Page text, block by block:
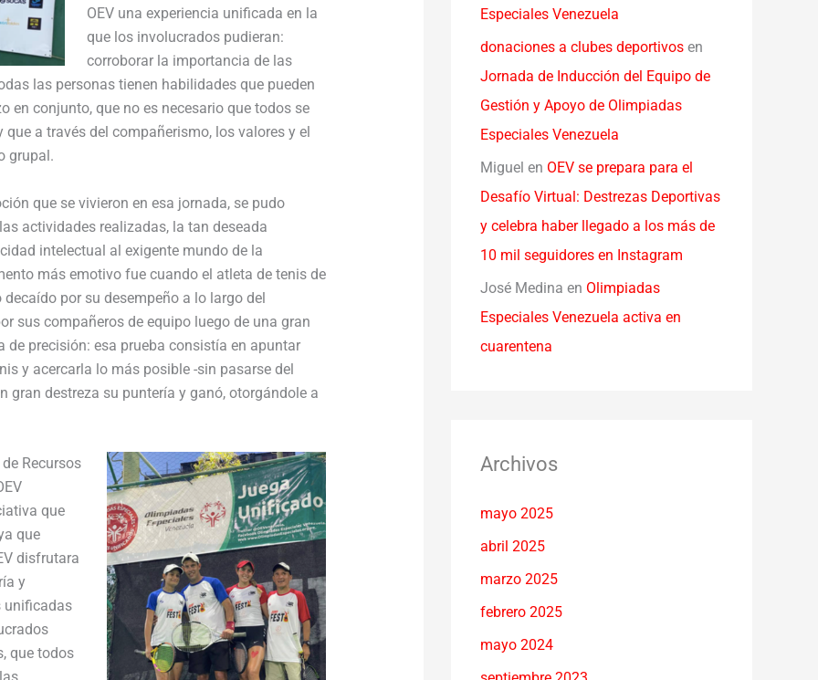
OEV una experiencia unificada en la
que los involucrados pudieran:
corroborar la importancia de las
las personas tienen habilidades que pueden
en conjunto, que no es necesario que todos se
a través del compañerismo, los valores y el
grupal.
que se vivieron en esa jornada, se pudo
actividades realizadas, la tan deseada
intelectual al exigente mundo de la
más emotivo fue cuando el atleta de tenis de
decaído por su desempeño a lo largo del
sus compañeros de equipo luego de una gran
de precisión: esa prueba consistía en apuntar
y acercarla lo más posible -sin pasarse del
gran destreza su puntería y ganó, otorgándole a
Recursos
que
que
disfrutara
y
unificadas
que todos
Especiales Venezuela
donaciones a clubes deportivos en
Jornada de Inducción del Equipo de
Gestión y Apoyo de Olimpiadas
Especiales Venezuela
Miguel en OEV se prepara para el
Desafío Virtual: Destrezas Deportivas
y celebra haber llegado a los más de
10 mil seguidores en Instagram
José Medina en Olimpiadas
Especiales Venezuela activa en
cuarentena
Archivos
mayo 2025
abril 2025
marzo 2025
febrero 2025
mayo 2024